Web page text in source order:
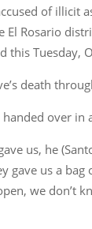
of illicit
El Rosario
this Tuesday,
death
over
us, he
gave us a
we don’t